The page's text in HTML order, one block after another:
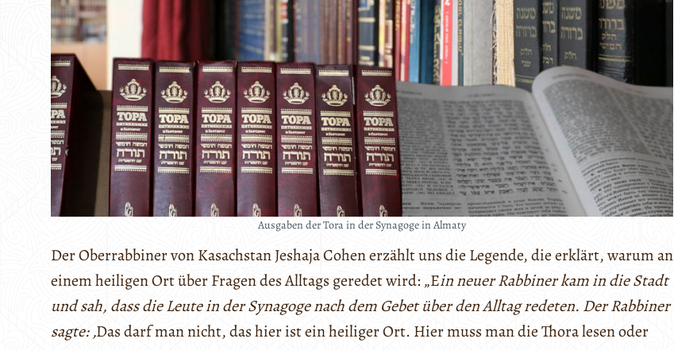
Ausgaben der Tora in der Synagoge in Almaty
Der Oberrabbiner von Kasachstan Jeshaja Cohen erzählt uns die Legende, die erklärt, warum an
einem heiligen Ort über Fragen des Alltags geredet wird: „Ein neuer Rabbiner kam in die Stadt
und sah, dass die Leute in der Synagoge nach dem Gebet über den Alltag redeten. Der Rabbiner
sagte: ‚Das darf man nicht, das hier ist ein heiliger Ort. Hier muss man die Thora lesen oder